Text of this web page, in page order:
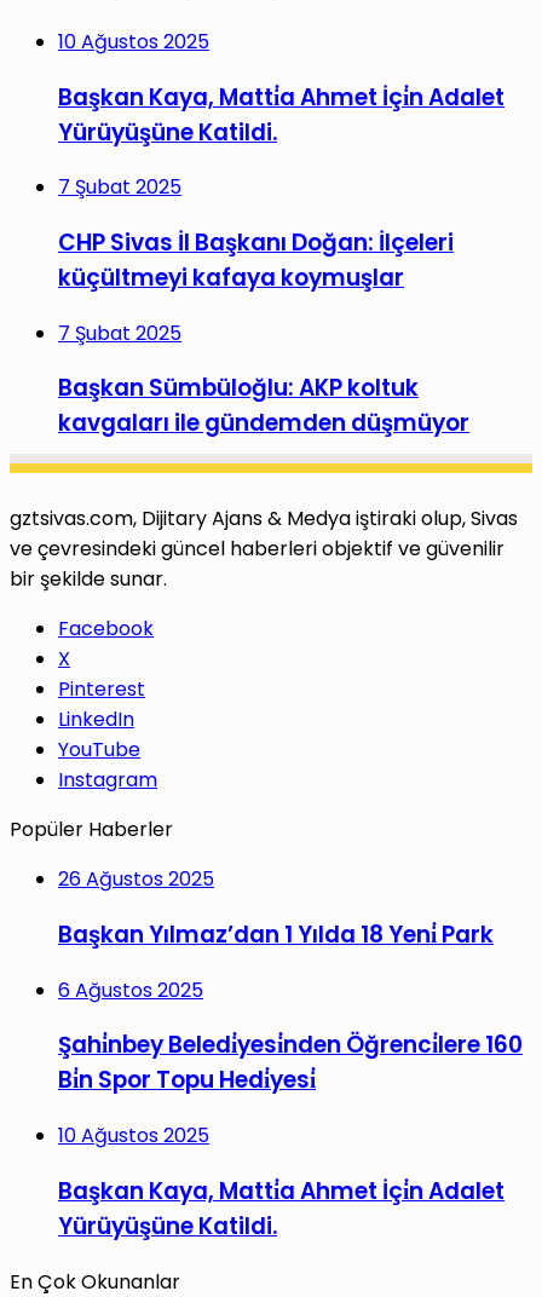
10 Ağustos 2025
Başkan Kaya, Matti̇a Ahmet İçi̇n Adalet
Yürüyüşüne Katildi.
7 Şubat 2025
CHP Sivas İl Başkanı Doğan: İlçeleri
küçültmeyi kafaya koymuşlar
7 Şubat 2025
Başkan Sümbüloğlu: AKP koltuk
kavgaları ile gündemden düşmüyor
gztsivas.com, Dijitary Ajans & Medya iştiraki olup, Sivas
ve çevresindeki güncel haberleri objektif ve güvenilir
bir şekilde sunar.
Facebook
X
Pinterest
LinkedIn
YouTube
Instagram
Popüler Haberler
26 Ağustos 2025
Başkan Yılmaz’dan 1 Yılda 18 Yeni̇ Park
6 Ağustos 2025
Şahi̇nbey Beledi̇yesi̇nden Öğrenci̇lere 160
Bi̇n Spor Topu Hedi̇yesi̇
10 Ağustos 2025
Başkan Kaya, Matti̇a Ahmet İçi̇n Adalet
Yürüyüşüne Katildi.
En Çok Okunanlar